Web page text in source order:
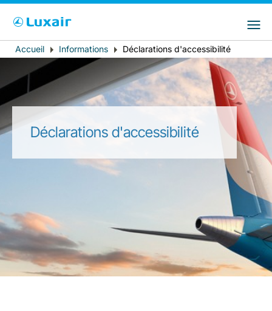
Pays de résidence Langue préférée
Français
Fil
d'Ariane
Accueil Informations Déclarations d'accessibilité
Déclarations d'accessibilité